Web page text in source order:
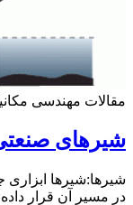
مهندسی مکانیک
صنعتی
ابزاری
آن قرار داده